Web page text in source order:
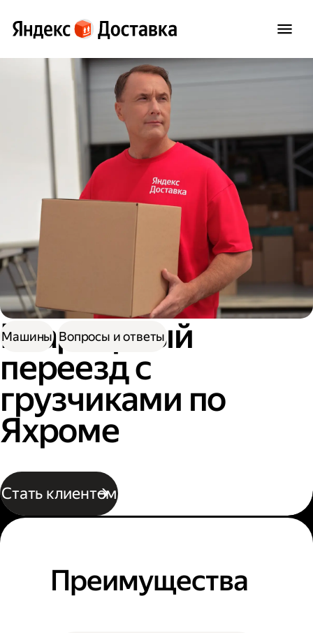
Квартирный
переезд с
грузчиками по
Яхроме
Стать клиентом
Машины Вопросы и ответы
Преимущества